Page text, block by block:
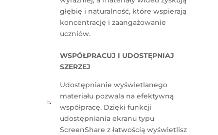
głębię i naturalność, które wspierają
koncentrację i zaangażowanie
uczniów.
WSPÓŁPRACUJ I UDOSTĘPNIAJ
SZERZEJ
Udostępnianie wyświetlanego
materiału pozwala na efektywną
współpracę. Dzięki funkcji
udostępniania ekranu typu
ScreenShare z łatwością wyświetlisz